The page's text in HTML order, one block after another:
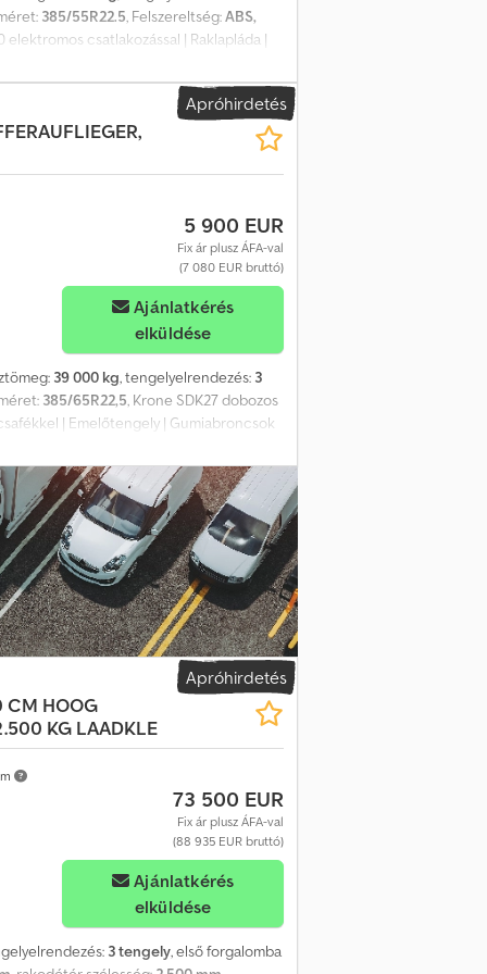
385/55R22.5, Felszereltség:ABS,
elektromos csatlakozással | Raklapláda |
Hűtő adatíró | Pótkeréktartó | Dízel
elírás és előzetes értékesítés jogát
Apróhirdetés
5 900 EUR
Fix ár plusz ÁFA-val
(7 080 EUR bruttó)
Ajánlatkérés
elküldése
39 000 kg, tengelyelrendezés: 3
385/65R22,5, Krone SDK27 dobozos
| Emelőtengely | Gumiabroncsok
Crjdpfx Aoqqkz Ijfksf
Apróhirdetés
CM HOOG
KG LAADKLE
73 500 EUR
Fix ár plusz ÁFA-val
(88 935 EUR bruttó)
Ajánlatkérés
elküldése
3 tengely, első forgalomba